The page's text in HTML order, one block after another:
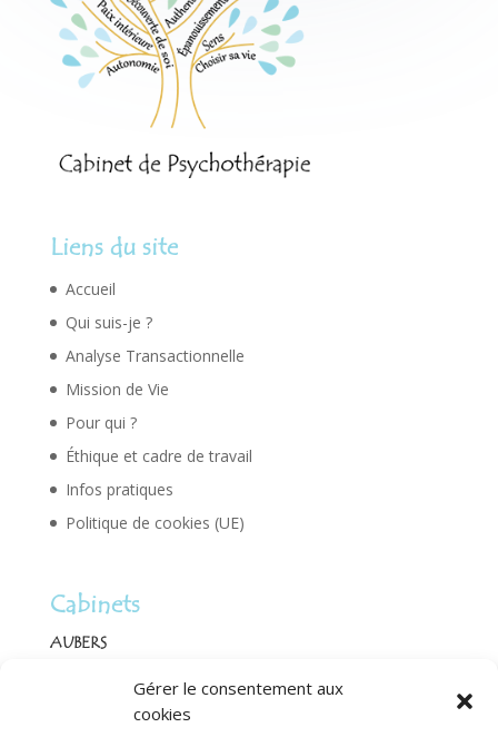
Gérer le consentement aux
cookies
Liens du site
Accueil
Qui suis-je ?
Analyse Transactionnelle
Mission de Vie
Pour qui ?
Éthique et cadre de travail
Infos pratiques
Politique de cookies (UE)
Cabinets
AUBERS
3 rue Deleval, 59249 Aubers
(Accès PMR au 53B rue d’Houdringue, 59249 Aubers)